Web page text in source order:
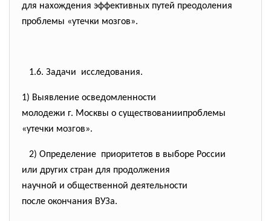
для нахождения эффективных путей преодоления
проблемы «утечки мозгов».
1.6. Задачи исследования.
1) Выявление осведомленности
молодежи г. Москвы о существованиипроблемы
«утечки мозгов».
2) Определение приоритетов в выборе России
или других стран для продолжения
научной и общественной деятельности
после окончания ВУЗа.